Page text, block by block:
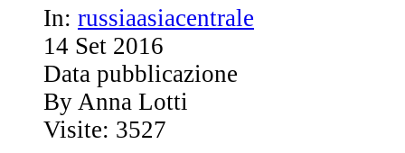
In: russiaasiacentrale
14 Set 2016
Data pubblicazione
By Anna Lotti
Visite: 3527